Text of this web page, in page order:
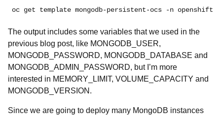
oc get template mongodb-persistent-ocs -n
The output includes some variables that we used in the
previous blog post, like MONGODB_USER,
MONGODB_PASSWORD, MONGODB_DATABASE and
MONGODB_ADMIN_PASSWORD, but I’m more
interested in MEMORY_LIMIT, VOLUME_CAPACITY and
MONGODB_VERSION.
Since we are going to deploy many MongoDB instances